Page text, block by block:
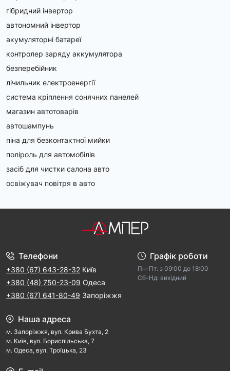
гібридний інвертор
автономний інвертор
акумуляторні батареї
контролер заряду аккумулятора
безперебійник
лічильник електроенергії
система кріплення сонячних панелей
магазин автотоварів
автошампунь
піна для безконтактної мийки
поліроль для автомобілів
засіб для чистки салона авто
освіжувач повітря в авто
Телефони
+380 (67) 643-28-32 Київ
+380 (48) 750-23-09 Одеса
+380 (67) 641-80-49 Запоріжжя
Графік роботи
Пн-Пт: з 09:00 дo 18:00
Cб-Hд: виxідний
Наша адреса
м. Запорiжжя, вул. Крива Бухта, 2
м. Kиїв, вул. Бориспільська, 7
м. Одеса, вул. Троїцька, 23